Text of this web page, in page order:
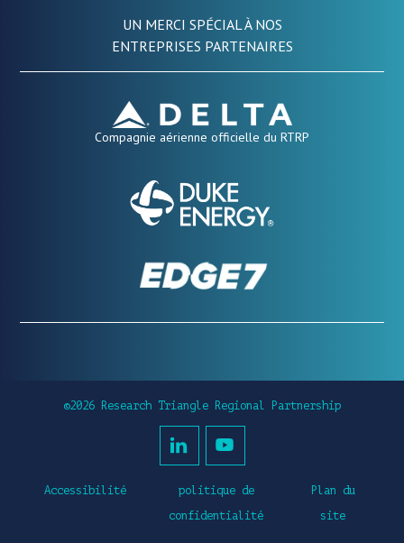
UN MERCI SPÉCIAL À NOS
ENTREPRISES PARTENAIRES
Compagnie aérienne officielle du RTRP
©2026 Research Triangle Regional Partnership
Accessibilité
politique de
confidentialité
Plan du
site